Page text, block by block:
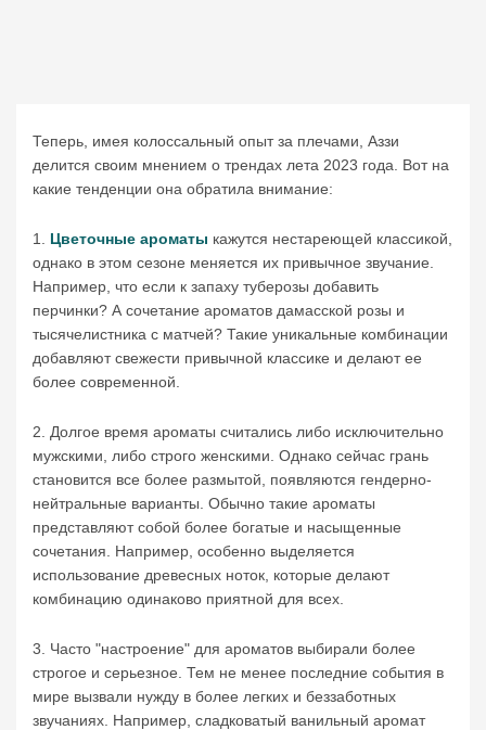
Теперь, имея колоссальный опыт за плечами, Аззи
делится своим мнением о трендах лета 2023 года. Вот на
какие тенденции она обратила внимание:
1. Цветочные ароматы кажутся нестареющей классикой,
однако в этом сезоне меняется их привычное звучание.
Например, что если к запаху туберозы добавить
перчинки? А сочетание ароматов дамасской розы и
тысячелистника с матчей? Такие уникальные комбинации
добавляют свежести привычной классике и делают ее
более современной.
2. Долгое время ароматы считались либо исключительно
мужскими, либо строго женскими. Однако сейчас грань
становится все более размытой, появляются гендерно-
нейтральные варианты. Обычно такие ароматы
представляют собой более богатые и насыщенные
сочетания. Например, особенно выделяется
использование древесных ноток, которые делают
комбинацию одинаково приятной для всех.
3. Часто "настроение" для ароматов выбирали более
строгое и серьезное. Тем не менее последние события в
мире вызвали нужду в более легких и беззаботных
звучаниях. Например, сладковатый ванильный аромат